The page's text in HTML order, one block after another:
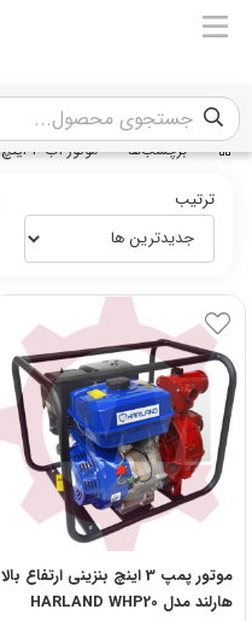
برچسب‌ها موتور آب 3 اینچ ارتفاع بالا
ترتیب
موتور پمپ 3 اینچ بنزینی ارتفاع بالا
هارلند مدل HARLAND WHP20